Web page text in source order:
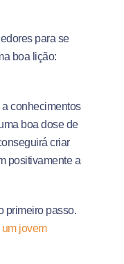
para se
boa lição:
conhecimentos
boa dose de
criar
positivamente a
primeiro passo.
jovem